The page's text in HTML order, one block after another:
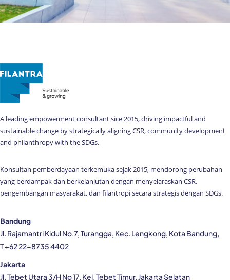
A leading empowerment consultant sice 2015, driving impactful and
sustainable change by strategically aligning CSR, community development
and philanthropy with the SDGs.
Konsultan pemberdayaan terkemuka sejak 2015, mendorong perubahan
yang berdampak dan berkelanjutan dengan menyelaraskan CSR,
pengembangan masyarakat, dan filantropi secara strategis dengan SDGs.
Bandung
Jl. Rajamantri Kidul No.7, Turangga, Kec. Lengkong, Kota Bandung,
T +62 22-8735 4402
Jakarta
Jl. Tebet Utara 3/H No 17, Kel. Tebet Timur, Jakarta Selatan